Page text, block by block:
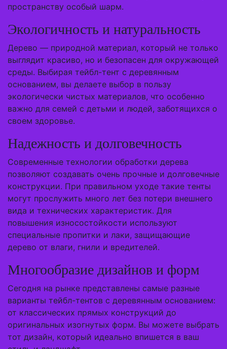
пространству особый шарм.
Экологичность и натуральность
Дерево — природной материал, который не только
выглядит красиво, но и безопасен для окружающей
среды. Выбирая тейбл-тент с деревянным
основанием, вы делаете выбор в пользу
экологически чистых материалов, что особенно
важно для семей с детьми и людей, заботящихся о
своем здоровье.
Надежность и долговечность
Современные технологии обработки дерева
позволяют создавать очень прочные и долговечные
конструкции. При правильном уходе такие тенты
могут прослужить много лет без потери внешнего
вида и технических характеристик. Для
повышения износостойкости используют
специальные пропитки и лаки, защищающие
дерево от влаги, гнили и вредителей.
Многообразие дизайнов и форм
Сегодня на рынке представлены самые разные
варианты тейбл-тентов с деревянным основанием:
от классических прямых конструкций до
оригинальных изогнутых форм. Вы можете выбрать
тот дизайн, который идеально впишется в ваш